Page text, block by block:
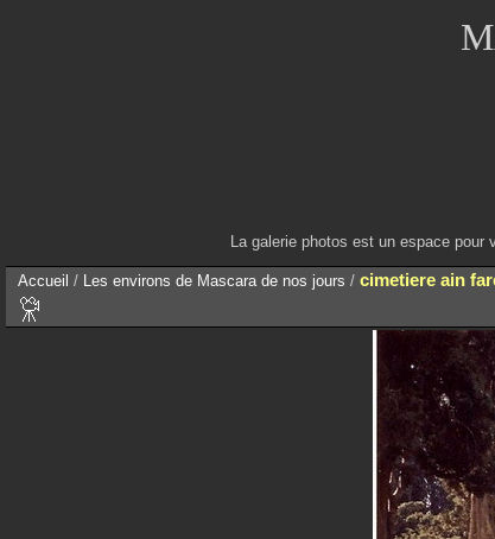
La galerie photos est un espace
Accueil / Les environs de Mascara de nos jours / cimetiere ain